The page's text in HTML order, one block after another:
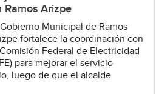
Ramos Arizpe
Municipal de Ramos
fortalece la coordinación con
Federal de Electricidad
para mejorar el servicio
luego de que el alcalde